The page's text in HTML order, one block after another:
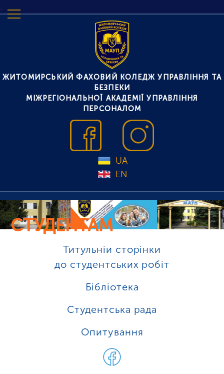
.
ЖИТОМИРСЬКИЙ ФАХОВИЙ КОЛЕДЖ УПРАВЛІННЯ ТА
БЕЗПЕКИ
МІЖРЕГІОНАЛЬНОЇ АКАДЕМІЇ УПРАВЛІННЯ
ПЕРСОНАЛОМ
UA
EN
СТУДЕНТАМ
Титульніи сторінки
до студентських робіт
Бібліотека
Студентська рада
Опитування